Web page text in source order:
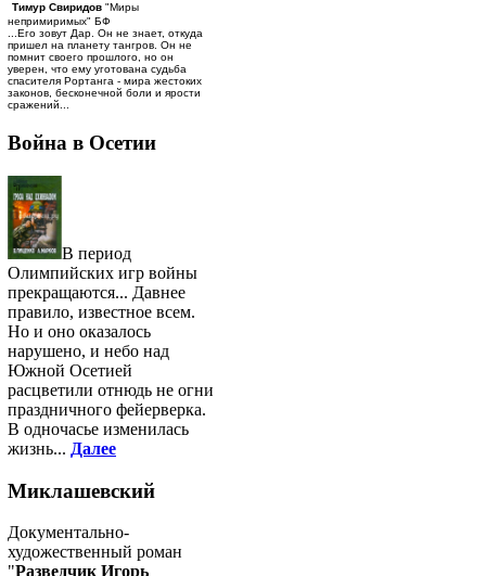
Тимур Свиридов "Миры
непримиримых" БФ
...Его зовут Дар. Он не знает, откуда
пришел на планету тангров. Он не
помнит своего прошлого, но он
уверен, что ему уготована судьба
спасителя Рортанга - мира жестоких
законов, бесконечной боли и ярости
сражений...
Война в Осетии
В период
Олимпийских игр войны
прекращаются... Давнее
правило, известное всем.
Но и оно оказалось
нарушено, и небо над
Южной Осетией
расцветили отнюдь не огни
праздничного фейерверка.
В одночасье изменилась
жизнь... Далее
Миклашевский
Документально-
художественный роман
"Разведчик Игорь